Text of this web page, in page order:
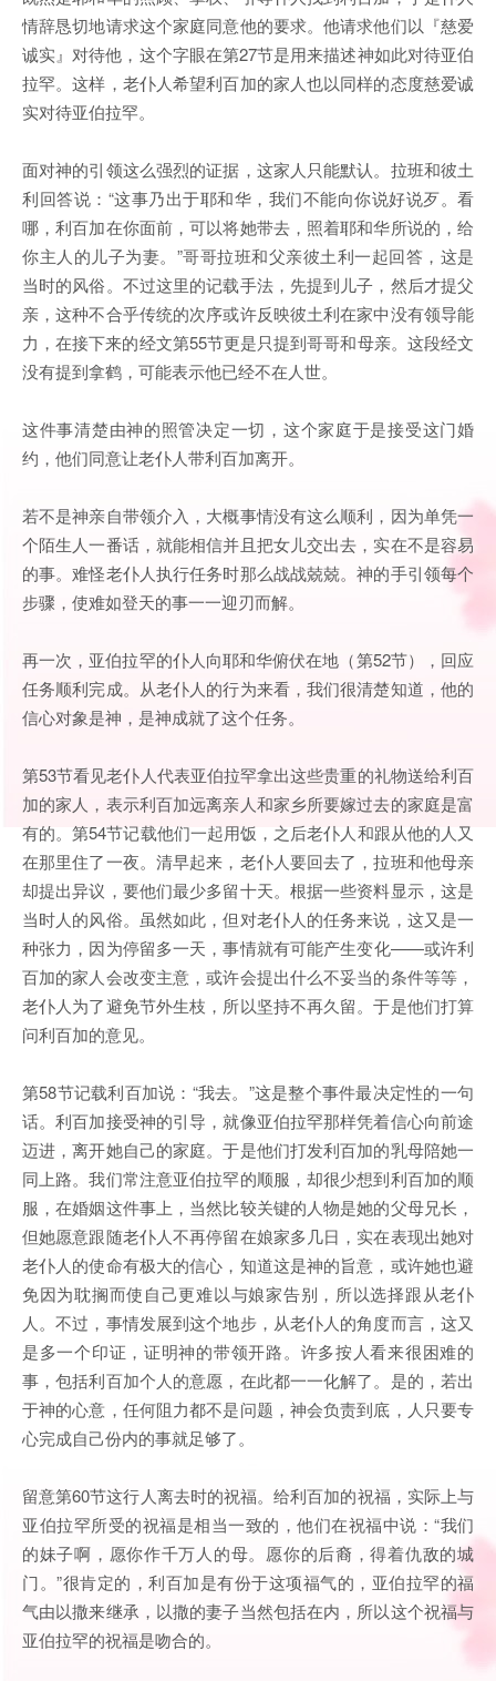
情辞恳切地请求这个家庭同意他的要求。他请求他们以『慈爱
诚实』对待他，这个字眼在第27节是用来描述神如此对待亚伯
拉罕。这样，老仆人希望利百加的家人也以同样的态度慈爱诚
实对待亚伯拉罕。
面对神的引领这么强烈的证据，这家人只能默认。拉班和彼土
利回答说：“这事乃出于耶和华，我们不能向你说好说歹。看
哪，利百加在你面前，可以将她带去，照着耶和华所说的，给
你主人的儿子为妻。”哥哥拉班和父亲彼土利一起回答，这是
当时的风俗。不过这里的记载手法，先提到儿子，然后才提父
亲，这种不合乎传统的次序或许反映彼土利在家中没有领导能
力，在接下来的经文第55节更是只提到哥哥和母亲。这段经文
没有提到拿鹤，可能表示他已经不在人世。
这件事清楚由神的照管决定一切，这个家庭于是接受这门婚
约，他们同意让老仆人带利百加离开。
若不是神亲自带领介入，大概事情没有这么顺利，因为单凭一
个陌生人一番话，就能相信并且把女儿交出去，实在不是容易
的事。难怪老仆人执行任务时那么战战兢兢。神的手引领每个
步骤，使难如登天的事一一迎刃而解。
再一次，亚伯拉罕的仆人向耶和华俯伏在地（第52节），回应
任务顺利完成。从老仆人的行为来看，我们很清楚知道，他的
信心对象是神，是神成就了这个任务。
第53节看见老仆人代表亚伯拉罕拿出这些贵重的礼物送给利百
加的家人，表示利百加远离亲人和家乡所要嫁过去的家庭是富
有的。第54节记载他们一起用饭，之后老仆人和跟从他的人又
在那里住了一夜。清早起来，老仆人要回去了，拉班和他母亲
却提出异议，要他们最少多留十天。根据一些资料显示，这是
当时人的风俗。虽然如此，但对老仆人的任务来说，这又是一
种张力，因为停留多一天，事情就有可能产生变化——或许利
百加的家人会改变主意，或许会提出什么不妥当的条件等等，
老仆人为了避免节外生枝，所以坚持不再久留。于是他们打算
问利百加的意见。
第58节记载利百加说：“我去。”这是整个事件最决定性的一句
话。利百加接受神的引导，就像亚伯拉罕那样凭着信心向前途
迈进，离开她自己的家庭。于是他们打发利百加的乳母陪她一
同上路。我们常注意亚伯拉罕的顺服，却很少想到利百加的顺
服，在婚姻这件事上，当然比较关键的人物是她的父母兄长，
但她愿意跟随老仆人不再停留在娘家多几日，实在表现出她对
老仆人的使命有极大的信心，知道这是神的旨意，或许她也避
免因为耽搁而使自己更难以与娘家告别，所以选择跟从老仆
人。不过，事情发展到这个地步，从老仆人的角度而言，这又
是多一个印证，证明神的带领开路。许多按人看来很困难的
事，包括利百加个人的意愿，在此都一一化解了。是的，若出
于神的心意，任何阻力都不是问题，神会负责到底，人只要专
心完成自己份内的事就足够了。
留意第60节这行人离去时的祝福。给利百加的祝福，实际上与
亚伯拉罕所受的祝福是相当一致的，他们在祝福中说：“我们
的妹子啊，愿你作千万人的母。愿你的后裔，得着仇敌的城
门。”很肯定的，利百加是有份于这项福气的，亚伯拉罕的福
气由以撒来继承，以撒的妻子当然包括在内，所以这个祝福与
亚伯拉罕的祝福是吻合的。